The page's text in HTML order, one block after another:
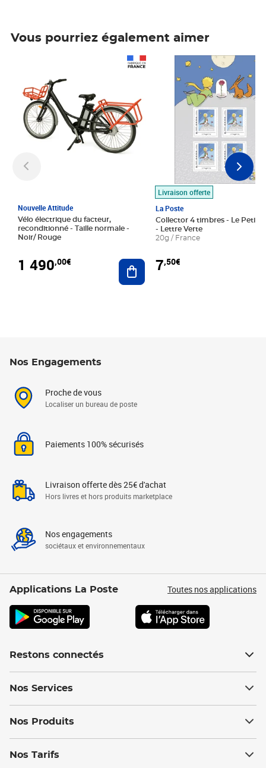
Vous pourriez également aimer
Nouvelle Attitude
Vélo électrique du facteur,
reconditionné - Taille normale -
Noir/ Rouge
1 490,00€ Ajouter au panier
Livraison offerte
La Poste
Collector 4 timbres - Le Petit
- Lettre Verte
20g / France
7,50€
Prix 7,50€
Nos Engagements
Proche de vous
Localiser un bureau de poste
Paiements 100% sécurisés
Livraison offerte dès 25€ d'achat
Hors livres et hors produits marketplace
Nos engagements
sociétaux et environnementaux
Applications La Poste Toutes nos applications
Restons connectés
Nos Services
Nos Produits
Nos Tarifs